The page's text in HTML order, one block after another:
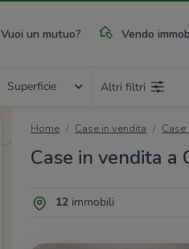
Vuoi un mutuo? Vendo
Superficie Altri filtri
Home Case in vendita Case
Case in vendita a
12immobili